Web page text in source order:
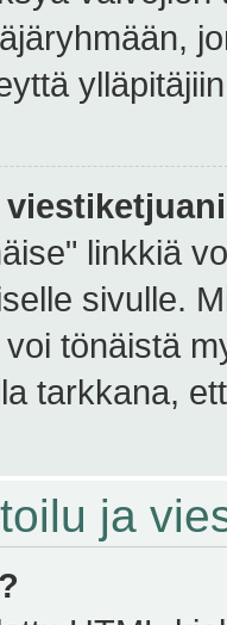
linkkiä
sivulle.
tönäistä
tarkkana,
ja